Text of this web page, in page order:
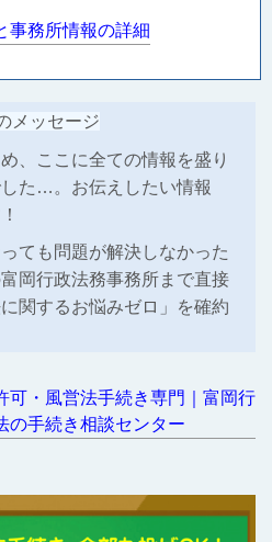
事務所情報の詳細
メッセージ
、ここに全ての情報を盛り
た…。お伝えしたい情報
ても問題が解決しなかった
岡行政法務事務所まで直接
関するお悩みゼロ」を確約
可・風営法手続き専門｜富岡行
の手続き相談センター